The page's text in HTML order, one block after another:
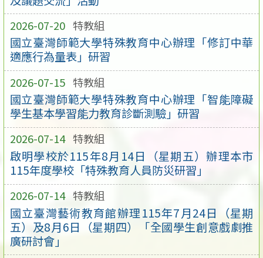
2026-07-20 特教組
國立臺灣師範大學特殊教育中心辦理「修訂中華
適應行為量表」研習
2026-07-15 特教組
國立臺灣師範大學特殊教育中心辦理「智能障礙
學生基本學習能力教育診斷測驗」研習
2026-07-14 特教組
啟明學校於115年8月14日（星期五）辦理本市
115年度學校「特殊教育人員防災研習」
2026-07-14 特教組
國立臺灣藝術教育館辦理115年7月24日（星期
五）及8月6日（星期四）「全國學生創意戲劇推
廣研討會」